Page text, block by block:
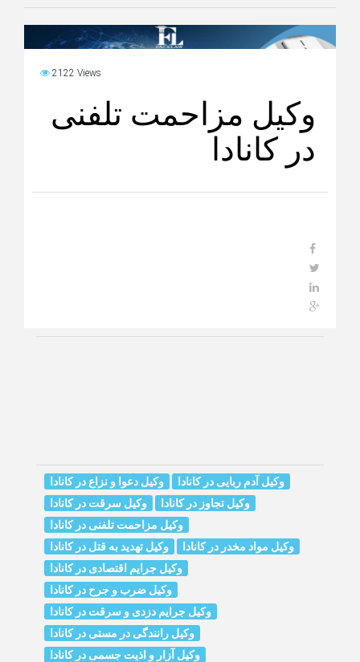
2122 Views
وکیل مزاحمت تلفنی
در کانادا
وکیل دعوا و نزاع در کانادا
وکیل آدم ربایی در کانادا
وکیل سرقت در کانادا
وکیل تجاوز در کانادا
وکیل مزاحمت تلفنی در کانادا
وکیل تهدید به قتل در کانادا
وکیل مواد مخدر در کانادا
وکیل جرایم اقتصادی در کانادا
وکیل ضرب و جرح در کانادا
وکیل جرایم دزدی و سرقت در کانادا
وکیل رانندگی در مستی در کانادا
وکیل آزار و اذیت جسمی در کانادا